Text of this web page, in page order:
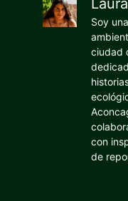
Soy
ciudad
con
de